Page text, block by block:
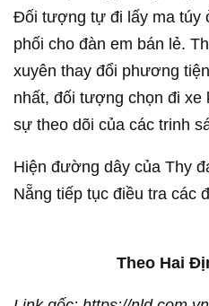
Đối tượng tự đi lấy ma túy
phối cho đàn em bán lẻ.
xuyên thay đổi phương
nhất, đối tượng chọn đi xe
sự theo dõi của các trinh
Hiện đường dây của Thy
Nẵng tiếp tục điều tra các
Theo Hai Định